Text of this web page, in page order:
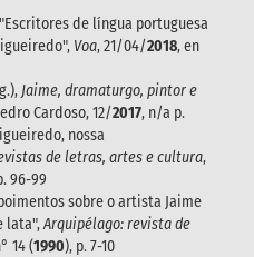
de língua portuguesa
Voa, 21/04/2018, en
Jaime, dramaturgo, pintor e
Cardoso, 12/2017, n/a p.
nossa
de letras, artes e cultura,
96-99
sobre o artista Jaime
lata",Arquipélago: revista de
14 (1990), p. 7-10